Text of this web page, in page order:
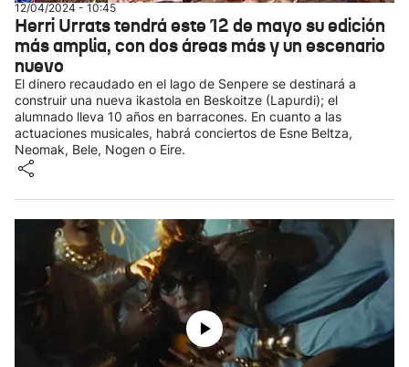
12/04/2024 - 10:45
Herri Urrats tendrá este 12 de mayo su edición
más amplia, con dos áreas más y un escenario
nuevo
El dinero recaudado en el lago de Senpere se destinará a
construir una nueva ikastola en Beskoitze (Lapurdi); el
alumnado lleva 10 años en barracones. En cuanto a las
actuaciones musicales, habrá conciertos de Esne Beltza,
Neomak, Bele, Nogen o Eire.